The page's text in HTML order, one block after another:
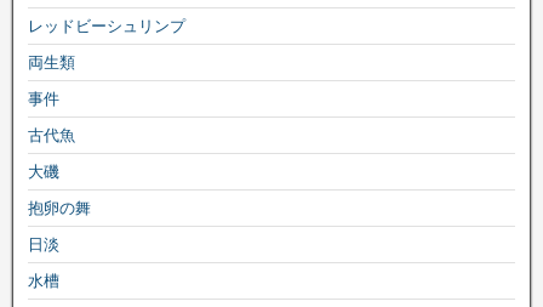
レッドビーシュリンプ
両生類
事件
古代魚
大磯
抱卵の舞
日淡
水槽